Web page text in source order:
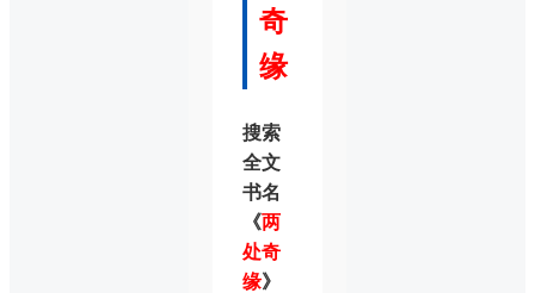
奇
缘
搜索
全文
书名
《两
处奇
缘》